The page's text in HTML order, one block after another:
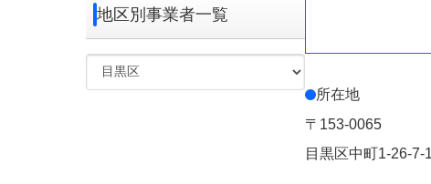
地区別事業者一覧
所在地
〒153-0065
目黒区中町1-26-7-